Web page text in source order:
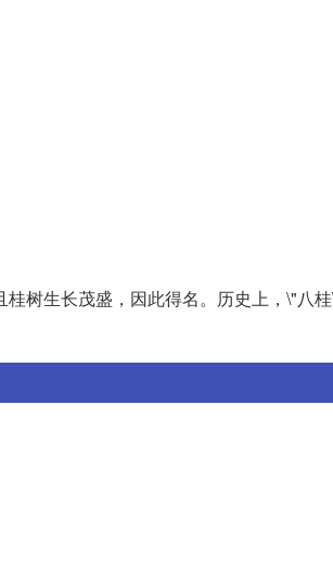
桂树生长茂盛，因此得名。历史上，\"八